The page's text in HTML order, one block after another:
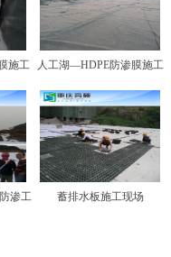
施工 人工湖—HDPE防渗膜施工
图例二
渗工 蓄排水板施工现场